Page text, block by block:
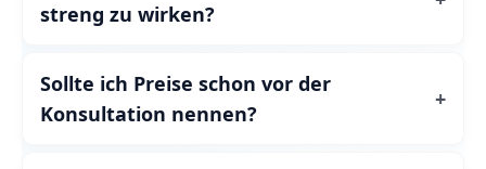
streng zu wirken?
Sollte ich Preise schon vor der
Konsultation nennen?